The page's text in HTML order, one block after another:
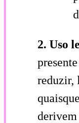
2. Uso
reduzir,